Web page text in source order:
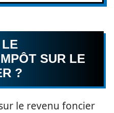
LE
SUR LE
?
le revenu foncier